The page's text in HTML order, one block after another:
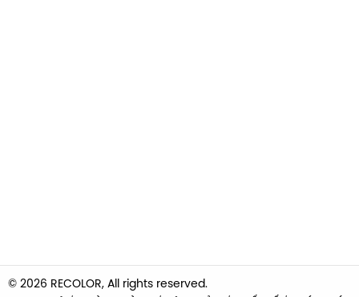
© 2026 RECOLOR, All rights reserved.